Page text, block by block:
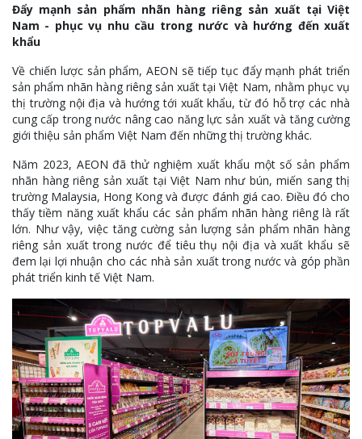
Đẩy mạnh sản phẩm nhãn hàng riêng sản xuất tại Việt
Nam - phục vụ nhu cầu trong nước và hướng đến xuất
khẩu
Về chiến lược sản phẩm, AEON sẽ tiếp tục đẩy mạnh phát triển
sản phẩm nhãn hàng riêng sản xuất tại Việt Nam, nhằm phục vụ
thị trường nội địa và hướng tới xuất khẩu, từ đó hỗ trợ các nhà
cung cấp trong nước nâng cao năng lực sản xuất và tăng cường
giới thiệu sản phẩm Việt Nam đến những thị trường khác.
Năm 2023, AEON đã thử nghiệm xuất khẩu một số sản phẩm
nhãn hàng riêng sản xuất tại Việt Nam như bún, miến sang thị
trường Malaysia, Hong Kong và được đánh giá cao. Điều đó cho
thấy tiềm năng xuất khẩu các sản phẩm nhãn hàng riêng là rất
lớn. Như vậy, việc tăng cường sản lượng sản phẩm nhãn hàng
riêng sản xuất trong nước để tiêu thụ nội địa và xuất khẩu sẽ
đem lại lợi nhuận cho các nhà sản xuất trong nước và góp phần
phát triển kinh tế Việt Nam.